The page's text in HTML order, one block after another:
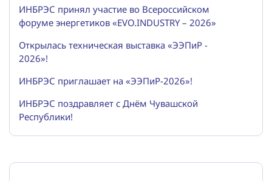
ИНБРЭС принял участие во Всероссийском
форуме энергетиков «EVO.INDUSTRY – 2026»
Открылась техническая выставка «ЭЭПиР -
2026»!
ИНБРЭС приглашает на «ЭЭПиР-2026»!
ИНБРЭС поздравляет с Днём Чувашской
Республики!